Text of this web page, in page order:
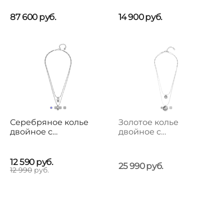
Ilusion
87 600 руб. 14 900руб.
Серебряное колье
двойное с
To You
12 590 руб.
12 990 руб.
Золотое колье
двойное с
Неприятности
UNOde50 Double
25 990руб.